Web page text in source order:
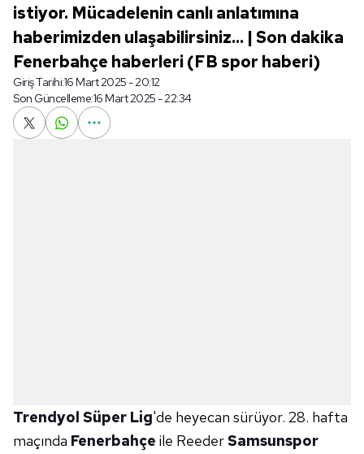
istiyor. Mücadelenin canlı anlatımına
haberimizden ulaşabilirsiniz... | Son dakika
Fenerbahçe haberleri (FB spor haberi)
Giriş Tarihi:16 Mart 2025 - 20:12
Son Güncelleme:16 Mart 2025 - 22:34
Trendyol Süper Lig'de heyecan sürüyor. 28. hafta
maçında Fenerbahçe ile Reeder Samsunspor